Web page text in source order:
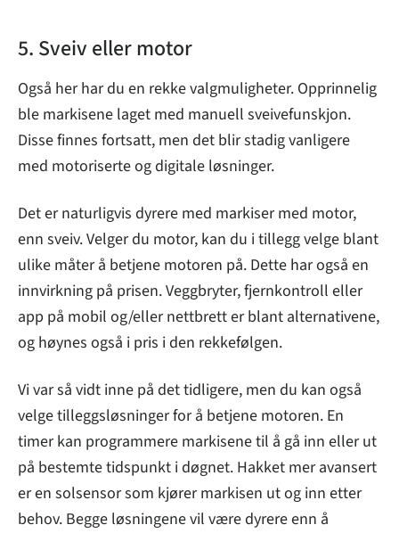
5. Sveiv eller motor
Også her har du en rekke valgmuligheter. Opprinnelig
ble markisene laget med manuell sveivefunskjon.
Disse finnes fortsatt, men det blir stadig vanligere
med motoriserte og digitale løsninger.
Det er naturligvis dyrere med markiser med motor,
enn sveiv. Velger du motor, kan du i tillegg velge blant
ulike måter å betjene motoren på. Dette har også en
innvirkning på prisen. Veggbryter, fjernkontroll eller
app på mobil og/eller nettbrett er blant alternativene,
og høynes også i pris i den rekkefølgen.
Vi var så vidt inne på det tidligere, men du kan også
velge tilleggsløsninger for å betjene motoren. En
timer kan programmere markisene til å gå inn eller ut
på bestemte tidspunkt i døgnet. Hakket mer avansert
er en solsensor som kjører markisen ut og inn etter
behov. Begge løsningene vil være dyrere enn å